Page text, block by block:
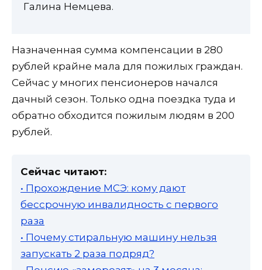
Галина Немцева.
Назначенная сумма компенсации в 280
рублей крайне мала для пожилых граждан.
Сейчас у многих пенсионеров начался
дачный сезон. Только одна поездка туда и
обратно обходится пожилым людям в 200
рублей.
Сейчас читают:
• Прохождение МСЭ: кому дают
бессрочную инвалидность с первого
раза
• Почему стиральную машину нельзя
запускать 2 раза подряд?